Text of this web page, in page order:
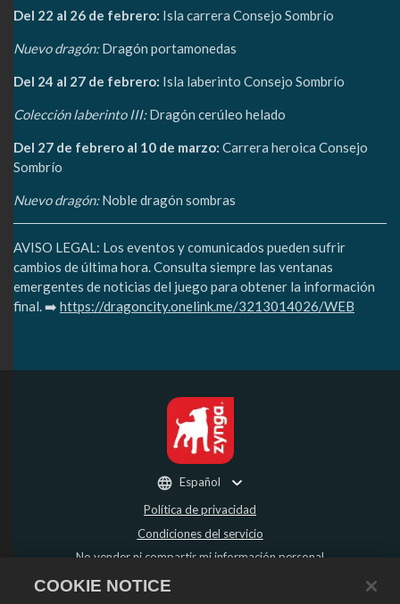
Del 22 al 26 de febrero: Isla carrera Consejo Sombrío
Nuevo dragón:Dragón portamonedas
Del 24 al 27 de febrero: Isla laberinto Consejo Sombrío
Colección laberinto III:Dragón cerúleo helado
Del 27 de febrero al 10 de marzo: Carrera heroica Consejo
Sombrío
Nuevo dragón:Noble dragón sombras
AVISO LEGAL: Los eventos y comunicados pueden sufrir
cambios de última hora. Consulta siempre las ventanas
emergentes de noticias del juego para obtener la información
final. ➡️ https://dragoncity.onelink.me/3213014026/WEB
Política de privacidad
Condiciones del servicio
No vender ni compartir mi información personal
Política de reembolso
Español
COOKIE NOTICE